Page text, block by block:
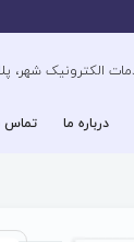
درباره ما تماس